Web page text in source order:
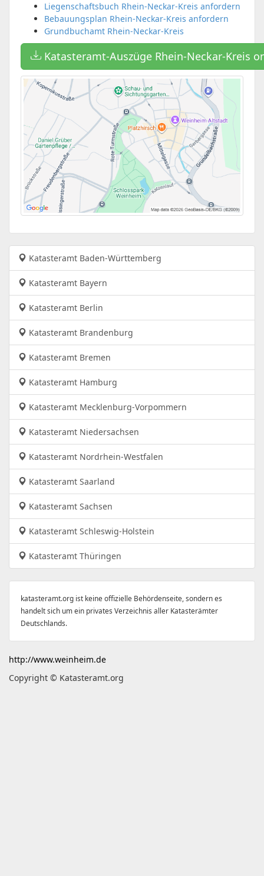
Liegenschaftsbuch Rhein-Neckar-Kreis anfordern
Bebauungsplan Rhein-Neckar-Kreis anfordern
Grundbuchamt Rhein-Neckar-Kreis
Katasteramt-Auszüge Rhein-Neckar-Kreis
Katasteramt Baden-Württemberg
Katasteramt Bayern
Katasteramt Berlin
Katasteramt Brandenburg
Katasteramt Bremen
Katasteramt Hamburg
Katasteramt Mecklenburg-Vorpommern
Katasteramt Niedersachsen
Katasteramt Nordrhein-Westfalen
Katasteramt Saarland
Katasteramt Sachsen
Katasteramt Schleswig-Holstein
Katasteramt Thüringen
katasteramt.org ist keine offizielle Behördenseite, sondern es
handelt sich um ein privates Verzeichnis aller Katasterämter
Deutschlands.
http://www.weinheim.de
Copyright © Katasteramt.org